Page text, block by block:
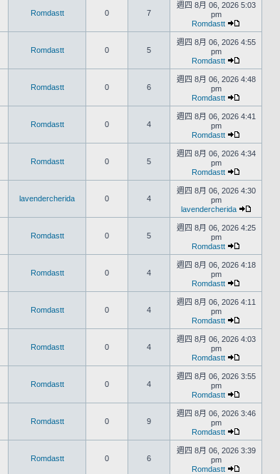
Romdastt 0 7
週四 8月 06, 2026 5:03
pm
Romdastt
Romdastt 0 5
週四 8月 06, 2026 4:55
pm
Romdastt
Romdastt 0 6
週四 8月 06, 2026 4:48
pm
Romdastt
Romdastt 0 4
週四 8月 06, 2026 4:41
pm
Romdastt
Romdastt 0 5
週四 8月 06, 2026 4:34
pm
Romdastt
lavendercherida 0 4
週四 8月 06, 2026 4:30
pm
lavendercherida
Romdastt 0 5
週四 8月 06, 2026 4:25
pm
Romdastt
Romdastt 0 4
週四 8月 06, 2026 4:18
pm
Romdastt
Romdastt 0 4
週四 8月 06, 2026 4:11
pm
Romdastt
Romdastt 0 4
週四 8月 06, 2026 4:03
pm
Romdastt
Romdastt 0 4
週四 8月 06, 2026 3:55
pm
Romdastt
Romdastt 0 9
週四 8月 06, 2026 3:46
pm
Romdastt
Romdastt 0 6
週四 8月 06, 2026 3:39
pm
Romdastt